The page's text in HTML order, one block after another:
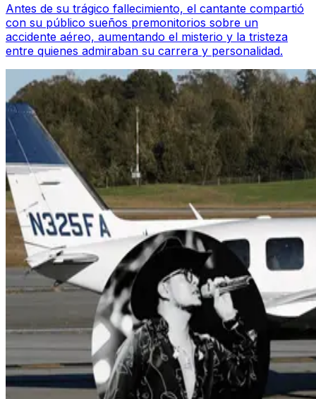
Antes de su trágico fallecimiento, el cantante compartió
con su público sueños premonitorios sobre un
accidente aéreo, aumentando el misterio y la tristeza
entre quienes admiraban su carrera y personalidad.